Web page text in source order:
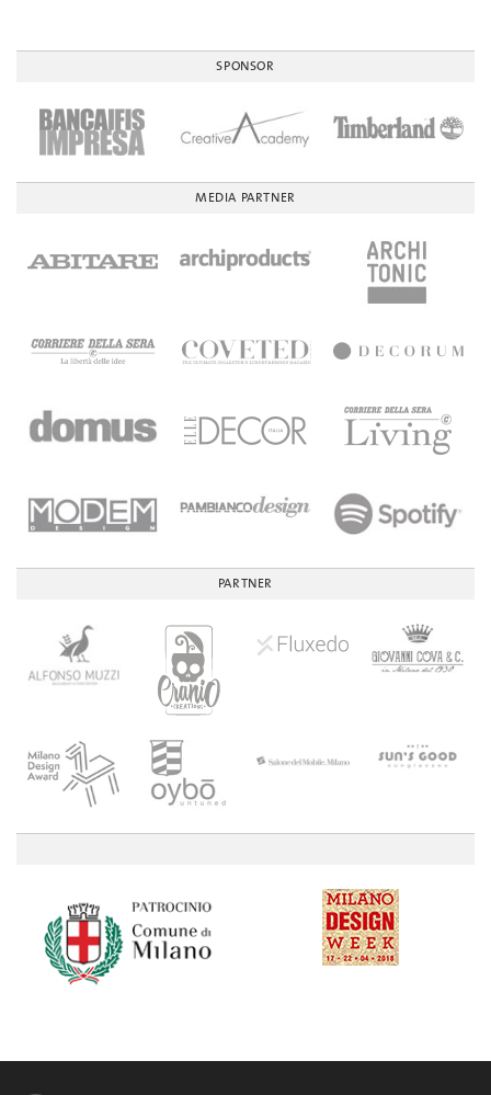
SPONSOR
MEDIA PARTNER
PARTNER